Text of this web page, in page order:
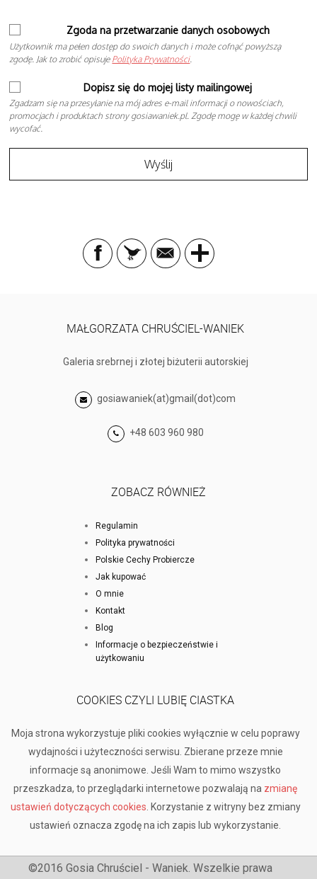
Zgoda na przetwarzanie danych osobowych
Użytkownik ma pełen dostęp do swoich danych i może cofnąć powyższą
zgodę. Jak to zrobić opisuje Polityka Prywatności.
Dopisz się do mojej listy mailingowej
Zgadzam się na przesyłanie na mój adres e-mail informacji o nowościach,
promocjach i produktach strony gosiawaniek.pl. Zgodę mogę w każdej chwili
wycofać.
MAŁGORZATA CHRUŚCIEL-WANIEK
Galeria srebrnej i złotej biżuterii autorskiej
gosiawaniek(at)gmail(dot)com
+48 603 960 980
ZOBACZ RÓWNIEŻ
Regulamin
Polityka prywatności
Polskie Cechy Probiercze
Jak kupować
O mnie
Kontakt
Blog
Informacje o bezpieczeństwie i
użytkowaniu
COOKIES CZYLI LUBIĘ CIASTKA
Moja strona wykorzystuje pliki cookies wyłącznie w celu poprawy
wydajności i użyteczności serwisu. Zbierane przeze mnie
informacje są anonimowe. Jeśli Wam to mimo wszystko
przeszkadza, to przeglądarki internetowe pozwalają na zmianę
ustawień dotyczących cookies . Korzystanie z witryny bez zmiany
ustawień oznacza zgodę na ich zapis lub wykorzystanie.
©2016 Gosia Chruściel - Waniek. Wszelkie prawa